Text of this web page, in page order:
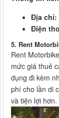
Địa chỉ:
Điện
5. Rent
Rent
mức giá thuê
dụng đi kèm
phí cho lần di
và tiện lợi hơn.